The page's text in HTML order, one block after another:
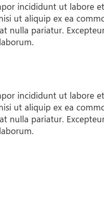
incididunt ut labore
ut aliquip ex ea
nulla pariatur.
incididunt ut labore
ut aliquip ex ea
nulla pariatur.